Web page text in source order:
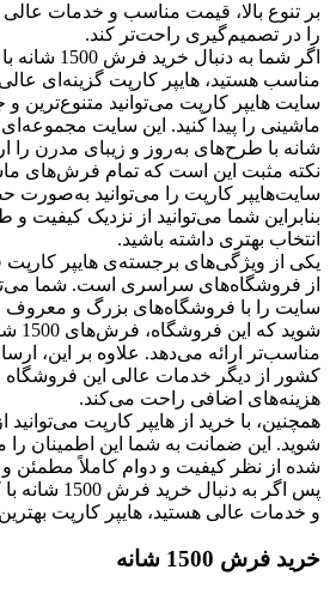
بر تنوع بالا، قیمت مناسب و خدمات عالی
را در تصمیم‌گیری راحت‌تر کند.
اگر شما به
مناسب هستید، هایپر کارپت گزینه‌ای
سایت هایپر کارپت می‌توانید متنوع‌ترین
شانه با طرح‌های به‌روز و زیبای مدرن را
نکته مثبت این است که تمام فرش‌های
سایت‌هایپر کارپت را می‌توانید به‌صورت
بنابراین شما می‌توانید از نزدیک کیفیت
انتخاب بهتری داشته باشید.
یکی از ویژگی‌های برجسته‌ی هایپر کارپت
از فروشگاه‌های سراسری است. شما
سایت را با فروشگاه‌های بزرگ و معروف
مناسب‌تر ارائه می‌دهد. علاوه بر این،
کشور از دیگر خدمات عالی این فروشگاه
هزینه‌های اضافی راحت می‌کند.
همچنین، با خرید از هایپر کارپت
شوید. این ضمانت به شما این اطمینان
شده از نظر کیفیت و دوام کاملاً مطمئن و
پس اگر به
و خدمات عالی هستید، هایپر کارپت
خرید فرش 1500 شانه